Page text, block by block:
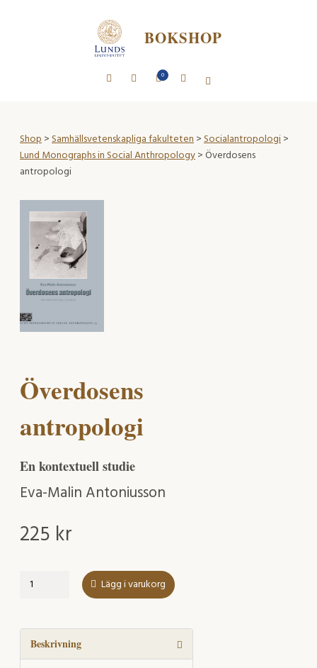
BOKSHOP
0
Shop>Samhällsvetenskapliga fakulteten>Socialantropologi>
Lund Monographs in Social Anthropology> Överdosens
antropologi
Överdosens
antropologi
En kontextuell studie
Eva-Malin Antoniusson
225 kr
Överdosens
Lägg i varukorg
Beskrivning